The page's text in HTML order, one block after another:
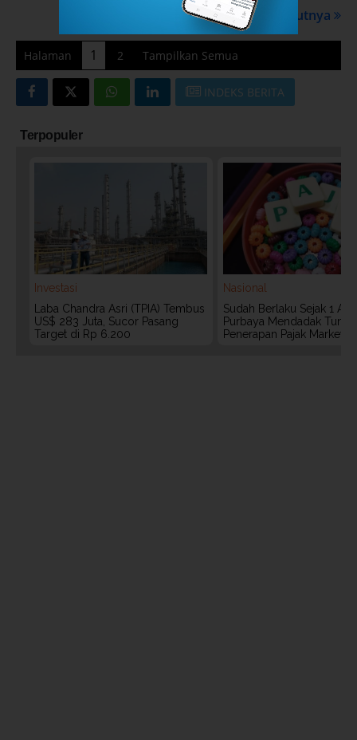
Selanjutnya
Halaman 1 2 Tampilkan Semua
INDEKS BERITA
Terpopuler
Investasi
Laba Chandra Asri (TPIA) Tembus
US$ 283 Juta, Sucor Pasang
Target di Rp 6.200
Nasional
Sudah Berlaku Sejak 1
Purbaya Mendadak Tunda
Penerapan Pajak